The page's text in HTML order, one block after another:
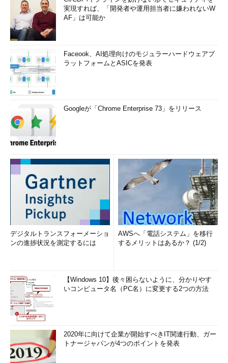
実現すれば、「開発者や運用担当者に嫌われないW
AF」は可能か
Faceook、AI処理向けのモジュラーハードウェアプ
ラットフォームとASICを発表
Googleが「Chrome Enterprise 73」をリリース
デジタルトランスフォーメーショ
ンの進捗状況を測定するには
AWSへ「電話システム」を移行
するメリットはあるか？ (1/2)
【Windows 10】後々困らないように、分かりやす
いコンピュータ名（PC名）に変更する2つの方法
2020年に向けて企業が開始すべきIT関連行動、ガー
トナージャパンが4つのポイントを発表